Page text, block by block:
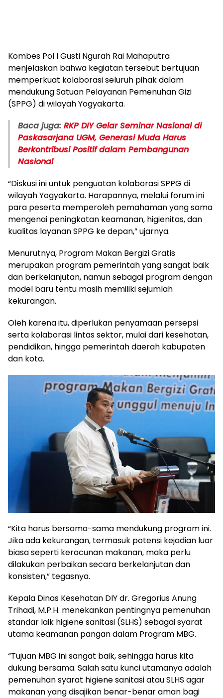
Kombes Pol I Gusti Ngurah Rai Mahaputra
menjelaskan bahwa kegiatan tersebut bertujuan
memperkuat kolaborasi seluruh pihak dalam
mendukung Satuan Pelayanan Pemenuhan Gizi
(SPPG) di wilayah Yogyakarta.
Baca juga: RKP DIY Gelar Seminar Nasional di
Paskasarjana UGM, Generasi Muda Harus
Berkontribusi Positif dalam Pembangunan
Nasional
“Diskusi ini untuk penguatan kolaborasi SPPG di
wilayah Yogyakarta. Harapannya, melalui forum ini
para peserta memperoleh pemahaman yang sama
mengenai peningkatan keamanan, higienitas, dan
kualitas layanan SPPG ke depan,” ujarnya.
Menurutnya, Program Makan Bergizi Gratis
merupakan program pemerintah yang sangat baik
dan berkelanjutan, namun sebagai program dengan
model baru tentu masih memiliki sejumlah
kekurangan.
Oleh karena itu, diperlukan penyamaan persepsi
serta kolaborasi lintas sektor, mulai dari kesehatan,
pendidikan, hingga pemerintah daerah kabupaten
dan kota.
“Kita harus bersama-sama mendukung program ini.
Jika ada kekurangan, termasuk potensi kejadian luar
biasa seperti keracunan makanan, maka perlu
dilakukan perbaikan secara berkelanjutan dan
konsisten,” tegasnya.
Kepala Dinas Kesehatan DIY dr. Gregorius Anung
Trihadi, M.P.H. menekankan pentingnya pemenuhan
standar laik higiene sanitasi (SLHS) sebagai syarat
utama keamanan pangan dalam Program MBG.
“Tujuan MBG ini sangat baik, sehingga harus kita
dukung bersama. Salah satu kunci utamanya adalah
pemenuhan syarat higiene sanitasi atau SLHS agar
makanan yang disajikan benar-benar aman bagi